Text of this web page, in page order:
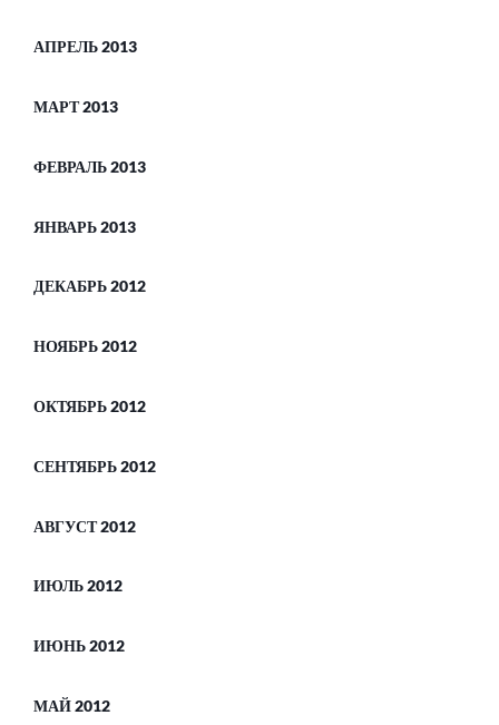
АПРЕЛЬ 2013
МАРТ 2013
ФЕВРАЛЬ 2013
ЯНВАРЬ 2013
ДЕКАБРЬ 2012
НОЯБРЬ 2012
ОКТЯБРЬ 2012
СЕНТЯБРЬ 2012
АВГУСТ 2012
ИЮЛЬ 2012
ИЮНЬ 2012
МАЙ 2012